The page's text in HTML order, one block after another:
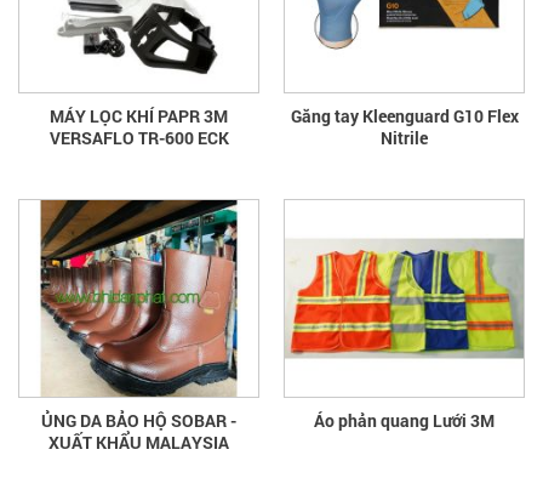
MÁY LỌC KHÍ PAPR 3M
VERSAFLO TR-600 ECK
Găng tay Kleenguard G10 Flex
Nitrile
ỦNG DA BẢO HỘ SOBAR -
XUẤT KHẨU MALAYSIA
Áo phản quang Lưới 3M